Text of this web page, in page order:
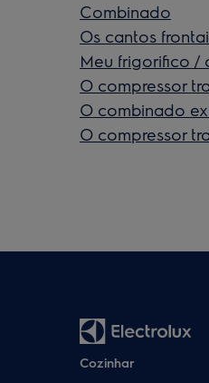
Combinado
Os cantos
Meu frigorifico /
O compressor
O combinado
O compressor
Cozinhar